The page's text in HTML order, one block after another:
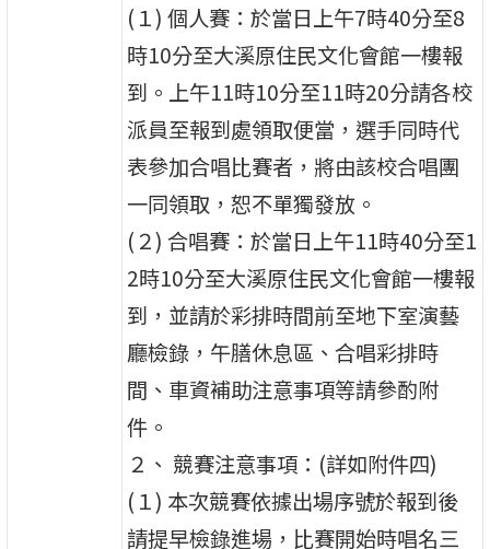
(１) 個人賽：於當日上午7時40分至8
時10分至大溪原住民文化會館一樓報
到。上午11時10分至11時20分請各校
派員至報到處領取便當，選手同時代
表參加合唱比賽者，將由該校合唱團
一同領取，恕不單獨發放。
(２) 合唱賽：於當日上午11時40分至1
2時10分至大溪原住民文化會館一樓報
到，並請於彩排時間前至地下室演藝
廳檢錄，午膳休息區、合唱彩排時
間、車資補助注意事項等請參酌附
件。
２、 競賽注意事項：(詳如附件四)
(１) 本次競賽依據出場序號於報到後
請提早檢錄進場，比賽開始時唱名三